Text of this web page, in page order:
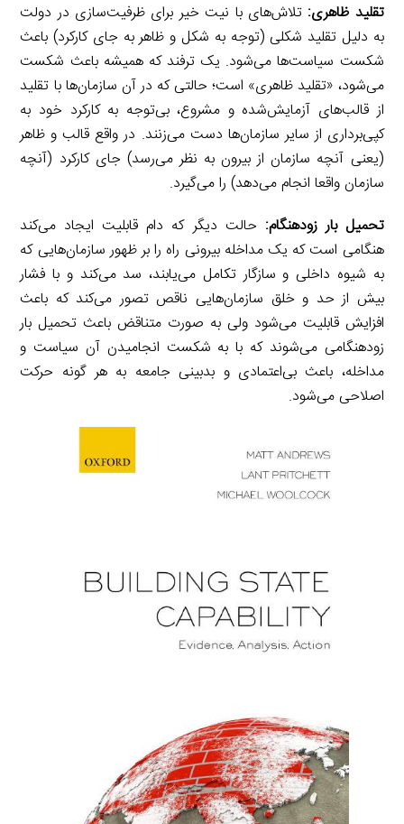
تقلید ظاهری:تلاش‌های با نیت خیر برای ظرفیت‌سازی در دولت
به دلیل تقلید شکلی (توجه به شکل و ظاهر به جای کارکرد) باعث
شکست سیاست‌ها می‌شود. یک ترفند که همیشه باعث شکست
می‌شود، «تقلید ظاهری» است؛ حالتی که در آن سازمان‌ها با تقلید
از قالب‌های آزمایش‌شده و مشروع، بی‌توجه به کارکرد خود به
کپی‌برداری از سایر سازمان‌ها دست می‌زنند. در واقع قالب و ظاهر
(یعنی آنچه سازمان از بیرون به نظر می‌رسد) جای کارکرد (آنچه
سازمان واقعا انجام می‌دهد) را می‌گیرد.
تحمیل بار زودهنگام: حالت دیگر که دام قابلیت ایجاد می‌کند
هنگامی است که یک مداخله بیرونی راه را بر ظهور سازمان‌هایی که
به شیوه داخلی و سازگار تکامل می‌یابند، سد می‌کند و با فشار
بیش از حد و خلق سازمان‌هایی ناقص تصور می‌کند که باعث
افزایش قابلیت می‌شود ولی به صورت متناقض باعث تحمیل بار
زودهنگامی می‌شوند که با به شکست انجامیدن آن سیاست و
مداخله، باعث بی‌اعتمادی و بدبینی جامعه به هر گونه حرکت
اصلاحی می‌شود.